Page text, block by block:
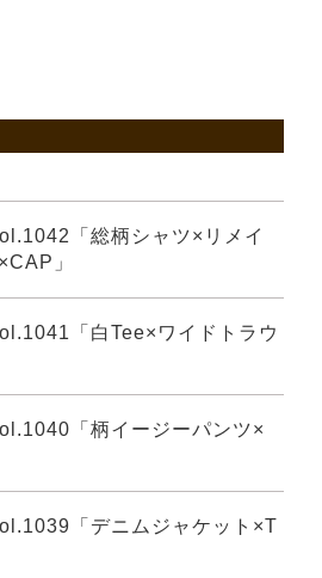
「総柄シャツ×リメイ
」
「白Tee×ワイドトラウ
「柄イージーパンツ×
「デニムジャケット×T